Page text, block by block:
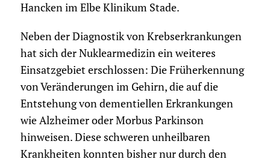
Hancken im Elbe Klinikum Stade.
Neben der Diagnostik von Krebserkrankungen
hat sich der Nuklearmedizin ein weiteres
Einsatzgebiet erschlossen: Die Früherkennung
von Veränderungen im Gehirn, die auf die
Entstehung von dementiellen Erkrankungen
wie Alzheimer oder Morbus Parkinson
hinweisen. Diese schweren unheilbaren
Krankheiten konnten bisher nur durch den